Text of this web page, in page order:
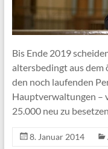
Bis Ende 2019
altersbedingt aus dem
den noch laufenden
Hauptverwaltungen –
25.000 neu zu
8. Januar 2014